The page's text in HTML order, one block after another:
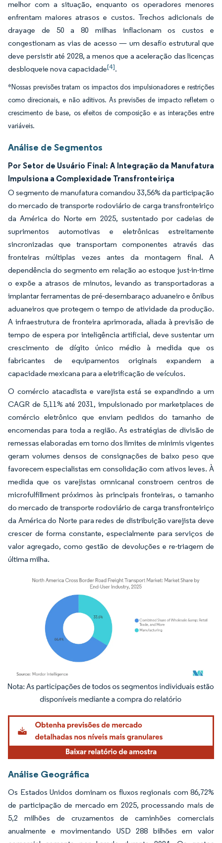
melhor com a situação, enquanto os operadores menores
enfrentam maiores atrasos e custos. Trechos adicionais de
drayage de 50 a 80 milhas inflacionam os custos e
congestionam as vias de acesso — um desafio estrutural que
deve persistir até 2028, a menos que a aceleração das licenças
desbloqueie nova capacidade[4].
*Nossas previsões tratam os impactos dos impulsionadores e restrições
como direcionais, e não aditivos. As previsões de impacto refletem o
crescimento de base, os efeitos de composição e as interações entre
variáveis.
Análise de Segmentos
Por Setor de Usuário Final: A Integração da Manufatura
Impulsiona a Complexidade Transfronteiriça
O segmento de manufatura comandou 33,56% da participação
do mercado de transporte rodoviário de carga transfronteiriço
da América do Norte em 2025, sustentado por cadeias de
suprimentos automotivas e eletrônicas estreitamente
sincronizadas que transportam componentes através das
fronteiras múltiplas vezes antes da montagem final. A
dependência do segmento em relação ao estoque just-in-time
o expõe a atrasos de minutos, levando as transportadoras a
implantar ferramentas de pré-desembaraço aduaneiro e ônibus
aduaneiros que protegem o tempo de atividade da produção.
A infraestrutura de fronteira aprimorada, aliada à previsão de
tempo de espera por inteligência artificial, deve sustentar um
crescimento de dígito único médio à medida que os
fabricantes de equipamentos originais expandem a
capacidade mexicana para a eletrificação de veículos.
O comércio atacadista e varejista está se expandindo a um
CAGR de 5,11% até 2031, impulsionado por marketplaces de
comércio eletrônico que enviam pedidos do tamanho de
encomendas para toda a região. As estratégias de divisão de
remessas elaboradas em torno dos limites de minimis vigentes
geram volumes densos de consignações de baixo peso que
favorecem especialistas em consolidação com ativos leves. À
medida que os varejistas omnicanal constroem centros de
microfulfillment próximos às principais fronteiras, o tamanho
do mercado de transporte rodoviário de carga transfronteiriço
da América do Norte para redes de distribuição varejista deve
crescer de forma constante, especialmente para serviços de
valor agregado, como gestão de devoluções e re-triagem de
última milha.
Imagem © Mordor Intelligence. O reuso requer atribuição conforme CC BY 4.0.
Análise Geográfica
Os Estados Unidos dominam os fluxos regionais com 86,72%
de participação de mercado em 2025, processando mais de
5,2 milhões de cruzamentos de caminhões comerciais
anualmente e movimentando USD 288 bilhões em valor